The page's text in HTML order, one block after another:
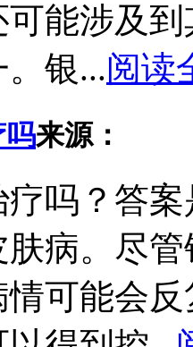
可能涉及
银...阅读
吗来源：
吗？答
病。尽
可能会